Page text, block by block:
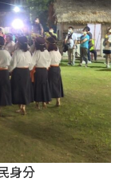
身分